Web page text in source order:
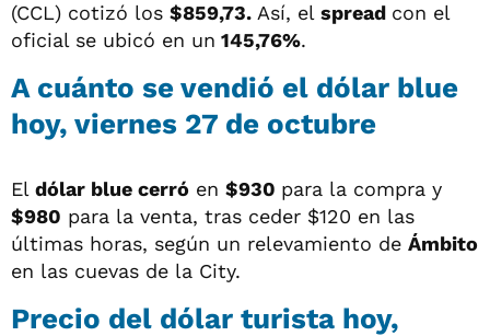
(CCL) cotizó los $859,73. Así, el spread con el
oficial se ubicó en un 145,76%.
A cuánto se vendió el dólar blue
hoy, viernes 27 de octubre
El dólar blue cerró en $930 para la compra y
$980 para la venta, tras ceder $120 en las
últimas horas, según un relevamiento de Ámbito
en las cuevas de la City.
Precio del dólar turista hoy,